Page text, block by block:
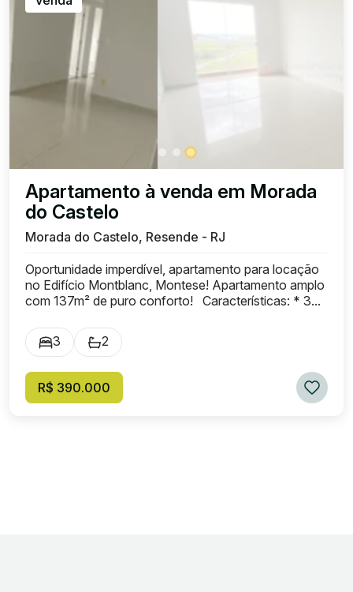
Apartamento à venda em Morada
do Castelo
Morada do Castelo, Resende - RJ
Oportunidade imperdível, apartamento para locação
no Edifício Montblanc, Montese! Apartamento amplo
com 137m² de puro conforto! Características: * 3...
3 2
R$ 390.000